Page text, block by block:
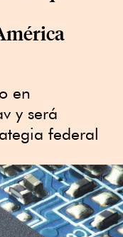
en
y será
federal